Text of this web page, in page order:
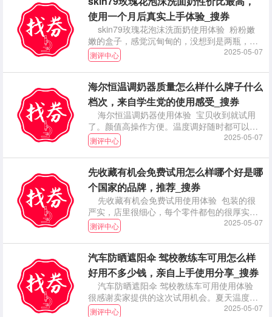
使用一个月后真实上手体验_搜券
skin79玫瑰花泡沫洗面奶使用体验 粉粉嫩
嫩的盒子，感觉沉甸甸的，没想到是两瓶，也
是很惊
测评中心 2025-05-07
海尔恒温调奶器质量怎么样什么牌子什么
档次，来自学生党的使用感受_搜券
海尔恒温调奶器使用体验 宝贝收到就试用
了。颜值高操作方便。温度调好随时都可以给
娃冲奶粉，不
测评中心 2025-05-07
先收藏有机会免费试用怎么样哪个好是哪
个国家的品牌，推荐_搜券
先收藏有机会免费试用使用体验 包装的很
严实，店里很细心，每个零件都包的很厚实，
都有做保护措
测评中心 2025-05-07
汽车防晒遮阳伞 驾校教练车可用怎么样
好用不多少钱，亲自上手使用分享_搜券
汽车防晒遮阳伞 驾校教练车可用使用体验
很感谢卖家提供的这次试用机会。夏天温度太
高，有了这
测评中心 2025-05-07